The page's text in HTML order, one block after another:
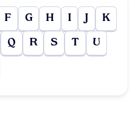
F G H I J K
Q R S T U